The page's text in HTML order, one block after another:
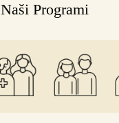
Naši Programi